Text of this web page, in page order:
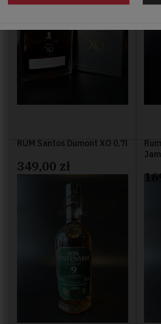
RUM Santos Dumont XO 0,7l
349,00 zł